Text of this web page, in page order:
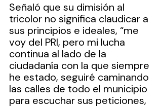
Señaló que su dimisión al
tricolor no significa claudicar a
sus principios e ideales, “me
voy del PRI, pero mi lucha
continua al lado de la
ciudadanía con la que siempre
he estado, seguiré caminando
las calles de todo el municipio
para escuchar sus peticiones,